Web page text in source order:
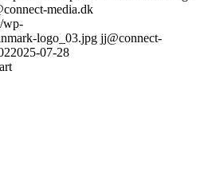
media.dk
wp-
logo_03.jpg jj@connect-
2025-07-28